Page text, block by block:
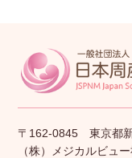
〒162-0845 東京都
（株）メジカルビュ